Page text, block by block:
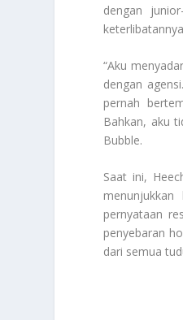
dengan
“Aku
dengan
pernah
Bahkan, aku
Bubble.
Saat ini,
pernyataan
penyebaran
dari semua